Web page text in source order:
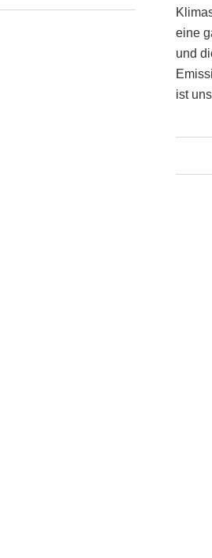
eine
und
ist